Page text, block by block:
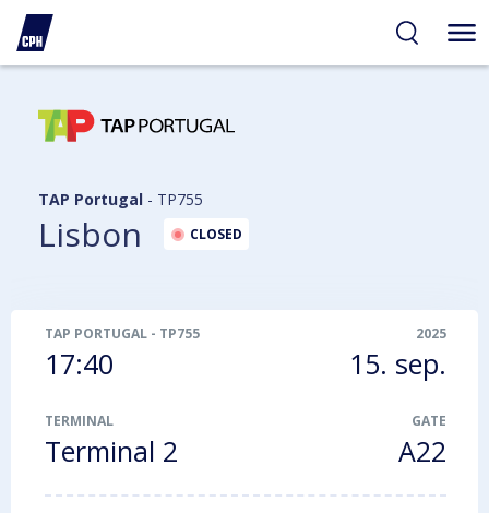
TAP Portugal - TP755
Lisbon CLOSED
TAP PORTUGAL - TP755
17:40
2025
15. sep.
TERMINAL
Terminal 2
GATE
A22